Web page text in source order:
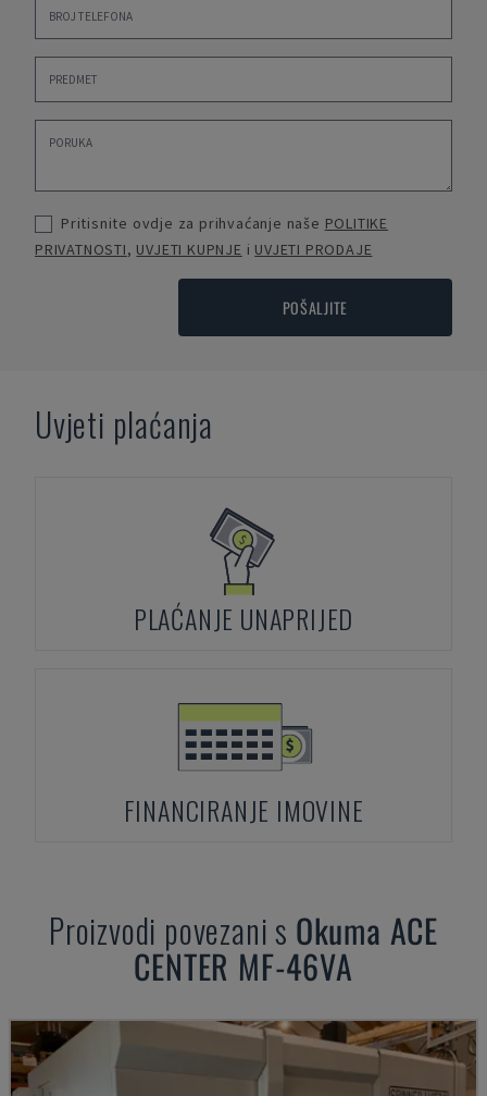
Pritisnite ovdje za prihvaćanje naše POLITIKE
PRIVATNOSTI, UVJETI KUPNJE i UVJETI PRODAJE
POŠALJITE
Uvjeti plaćanja
PLAĆANJE UNAPRIJED
FINANCIRANJE IMOVINE
Proizvodi povezani s Okuma ACE
CENTER MF-46VA